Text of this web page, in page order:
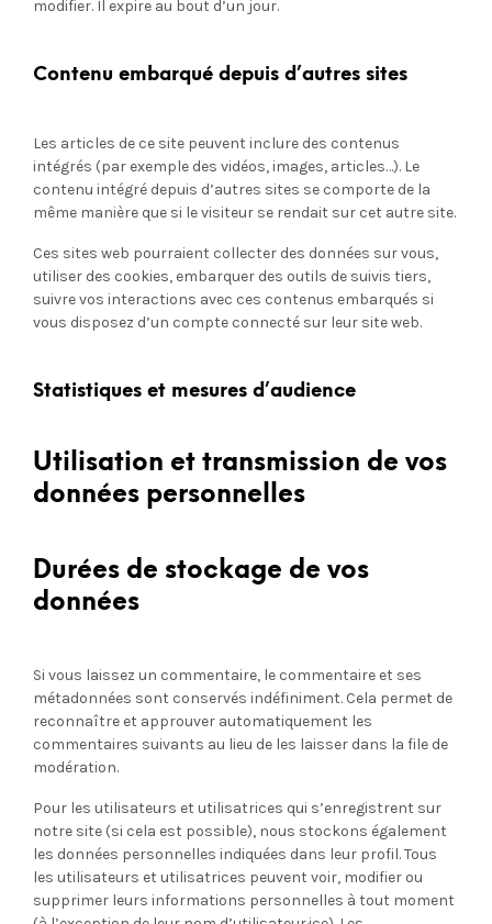
modifier. Il expire au bout d’un jour.
Contenu embarqué depuis d’autres sites
Les articles de ce site peuvent inclure des contenus
intégrés (par exemple des vidéos, images, articles…). Le
contenu intégré depuis d’autres sites se comporte de la
même manière que si le visiteur se rendait sur cet autre site.
Ces sites web pourraient collecter des données sur vous,
utiliser des cookies, embarquer des outils de suivis tiers,
suivre vos interactions avec ces contenus embarqués si
vous disposez d’un compte connecté sur leur site web.
Statistiques et mesures d’audience
Utilisation et transmission de vos
données personnelles
Durées de stockage de vos
données
Si vous laissez un commentaire, le commentaire et ses
métadonnées sont conservés indéfiniment. Cela permet de
reconnaître et approuver automatiquement les
commentaires suivants au lieu de les laisser dans la file de
modération.
Pour les utilisateurs et utilisatrices qui s’enregistrent sur
notre site (si cela est possible), nous stockons également
les données personnelles indiquées dans leur profil. Tous
les utilisateurs et utilisatrices peuvent voir, modifier ou
supprimer leurs informations personnelles à tout moment